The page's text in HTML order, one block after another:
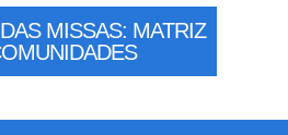
MISSAS: MATRIZ